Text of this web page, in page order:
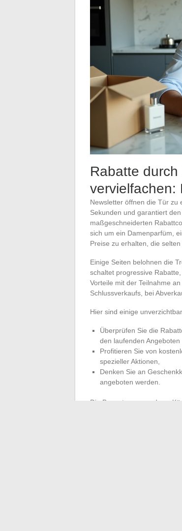
Rabatte
vervielfachen:
Newsletter öffnen die Tür zu
Sekunden und garantiert
maßgeschneiderten
sich um ein Damenparfüm,
Preise zu erhalten, die
Einige Seiten belohnen die
schaltet progressive
Vorteile mit der Teilnahme
Schlussverkaufs, bei
Hier sind einige
Überprüfen Sie die
den laufenden
Profitieren Sie von
spezieller Aktionen,
Denken Sie an
angeboten werden.
Die Bewertungen anderer